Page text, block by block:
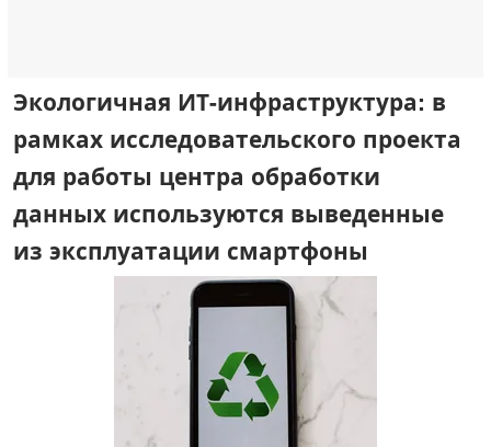
Экологичная ИТ-инфраструктура: в
рамках исследовательского проекта
для работы центра обработки
данных используются выведенные
из эксплуатации смартфоны